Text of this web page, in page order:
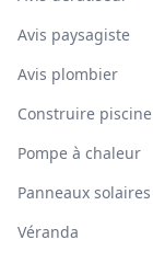
Avis paysagiste
Avis plombier
Construire piscine
Pompe à chaleur
Panneaux solaires
Véranda